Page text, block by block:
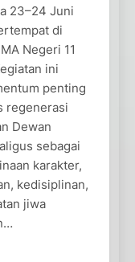
23–24 Juni
di
Negeri 11
ini
penting
regenerasi
Dewan
sebagai
karakter,
kedisiplinan,
jiwa